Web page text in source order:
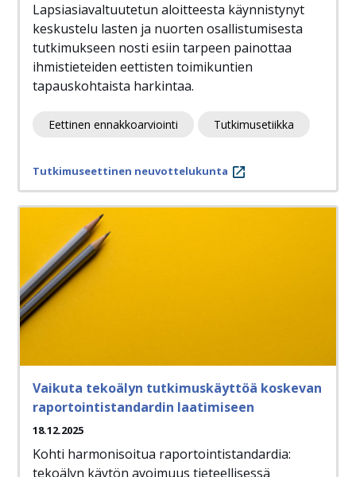
Lapsiasiavaltuutetun aloitteesta käynnistynyt
keskustelu lasten ja nuorten osallistumisesta
tutkimukseen nosti esiin tarpeen painottaa
ihmistieteiden eettisten toimikuntien
tapauskohtaista harkintaa.
Eettinen ennakkoarviointi Tutkimusetiikka
Tutkimuseettinen neuvottelukunta
Vaikuta tekoälyn tutkimuskäyttöä koskevan
raportointistandardin laatimiseen
18.12.2025
Kohti harmonisoitua raportointistandardia:
tekoälyn käytön avoimuus tieteellisessä